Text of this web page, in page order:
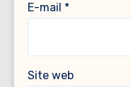
E-mail *
Site web